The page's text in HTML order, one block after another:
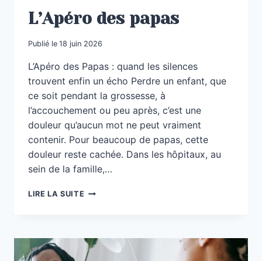
L’Apéro des papas
Publié le 18 juin 2026
L’Apéro des Papas : quand les silences
trouvent enfin un écho Perdre un enfant, que
ce soit pendant la grossesse, à
l’accouchement ou peu après, c’est une
douleur qu’aucun mot ne peut vraiment
contenir. Pour beaucoup de papas, cette
douleur reste cachée. Dans les hôpitaux, au
sein de la famille,…
LIRE LA SUITE L’APÉRO